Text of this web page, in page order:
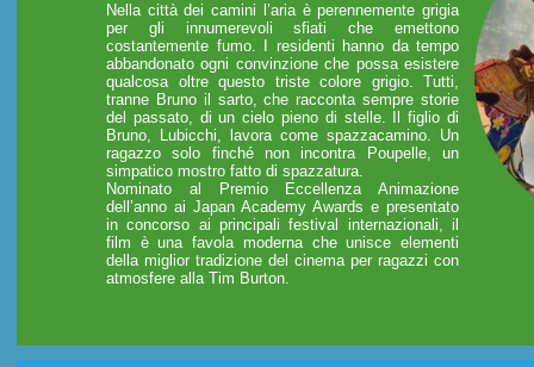
Nella città dei camini l’aria è perennemente grigia
per gli innumerevoli sfiati che emettono
costantemente fumo. I residenti hanno da tempo
abbandonato ogni convinzione che possa esistere
qualcosa oltre questo triste colore grigio. Tutti,
tranne Bruno il sarto, che racconta sempre storie
del passato, di un cielo pieno di stelle. Il figlio di
Bruno, Lubicchi, lavora come spazzacamino. Un
ragazzo solo finché non incontra Poupelle, un
simpatico mostro fatto di spazzatura.
Nominato al Premio Eccellenza Animazione
dell’anno ai Japan Academy Awards e presentato
in concorso ai principali festival internazionali, il
film è una favola moderna che unisce elementi
della miglior tradizione del cinema per ragazzi con
atmosfere alla Tim Burton.